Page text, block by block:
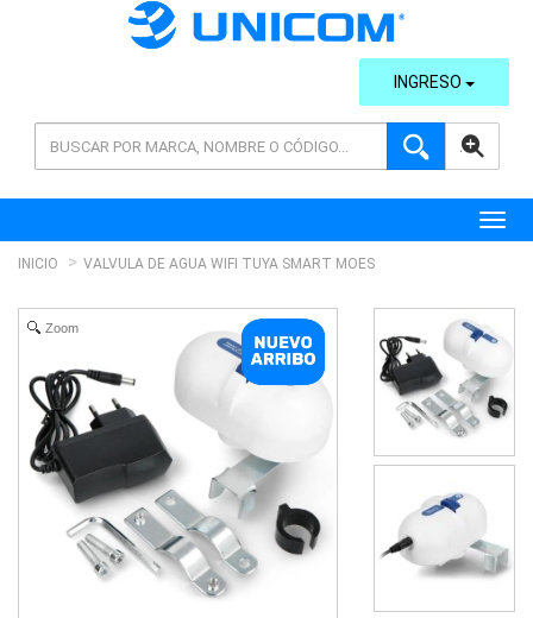
AVANZADA
INGRESO
INICIO VALVULA DE AGUA WIFI TUYA SMART MOES
Zoom